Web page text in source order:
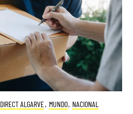
ALGARVE, MUNDO, NACIONAL